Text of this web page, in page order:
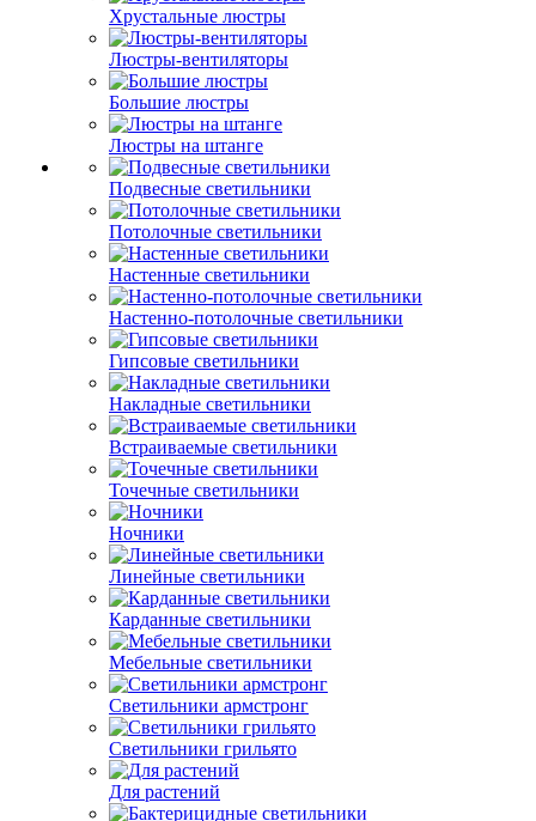
Хрустальные люстры
Люстры-вентиляторы
Большие люстры
Люстры на штанге
Подвесные светильники
Потолочные светильники
Настенные светильники
Настенно-потолочные светильники
Гипсовые светильники
Накладные светильники
Встраиваемые светильники
Точечные светильники
Ночники
Линейные светильники
Карданные светильники
Мебельные светильники
Светильники армстронг
Светильники грильято
Для растений